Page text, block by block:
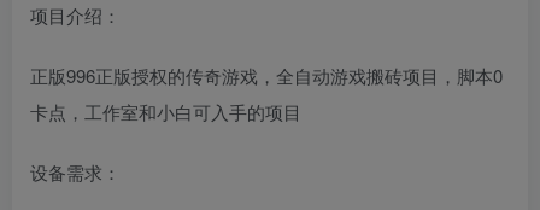
项目介绍：
正版996正版授权的传奇游戏，全自动游戏搬砖项目，脚本0
卡点，工作室和小白可入手的项目
设备需求：